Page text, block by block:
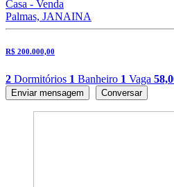
Casa - Venda
Palmas, JANAINA
R$ 200.000,00
2 Dormitórios 1 Banheiro 1 Vaga
Enviar mensagem Conversar